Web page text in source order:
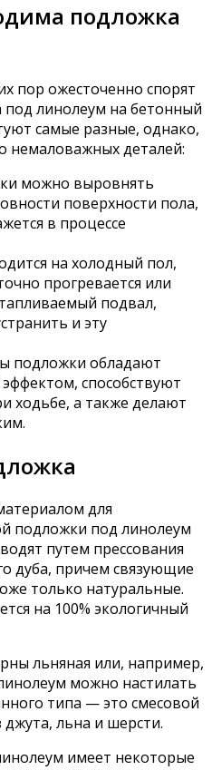
подложка
пор ожесточенно спорят
линолеум на бетонный
самые разные, однако,
немаловажных деталей:
можно выровнять
поверхности пола,
в процессе
на холодный пол,
прогревается или
подвал,
и эту
подложки обладают
способствуют
ходьбе, а также делают
для
подложки под линолеум
путем прессования
дуба, причем связующие
только натуральные.
на 100% экологичный
льняная или, например,
можно настилать
типа — это смесовой
льна и шерсти.
имеет некоторые